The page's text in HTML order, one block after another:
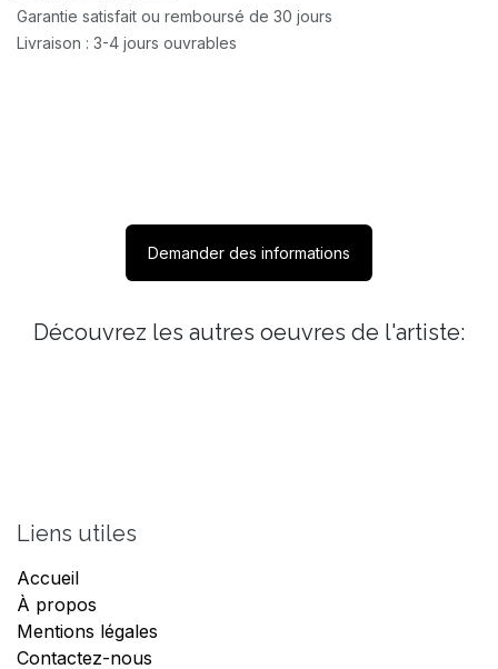
Garantie satisfait ou remboursé de 30 jours
Livraison : 3-4 jours ouvrables
Demander des informations
Découvrez les autres oeuvres de l'artiste:
Liens utiles
Accueil
À propos
Mentions légales
Contactez-nous